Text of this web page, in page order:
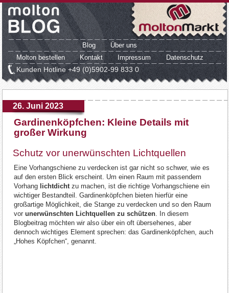
Kunden Hotline+49 (0)5902-99 833 0
Blog
Über uns
Molton bestellen
Kontakt Impressum Datenschutz
26. Juni 2023
Gardinenköpfchen: Kleine Details mit
großer Wirkung
Schutz vor unerwünschten Lichtquellen
Eine Vorhangschiene zu verdecken ist gar nicht so schwer, wie es
auf den ersten Blick erscheint. Um einen Raum mit passendem
Vorhang lichtdichtzu machen, ist die richtige Vorhangschiene ein
wichtiger Bestandteil. Gardinenköpfchen bieten hierfür eine
großartige Möglichkeit, die Stange zu verdecken und so den Raum
vorunerwünschten Lichtquellen zu schützen. In diesem
Blogbeitrag möchten wir also über ein oft übersehenes, aber
dennoch wichtiges Element sprechen: das Gardinenköpfchen, auch
„Hohes Köpfchen“, genannt.